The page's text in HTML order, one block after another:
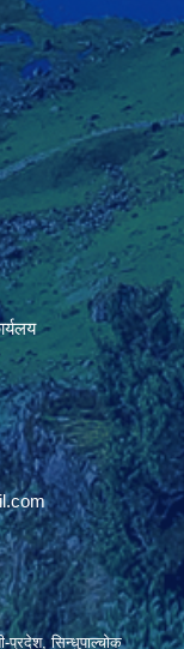
प्रदेश, सिन्धुपाल्चोक